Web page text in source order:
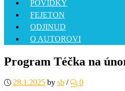
POVÍDKY
FEJETON
ODJINUD
O AUTOROVI
Program Téčka na
28.1.2025 by sb / 0